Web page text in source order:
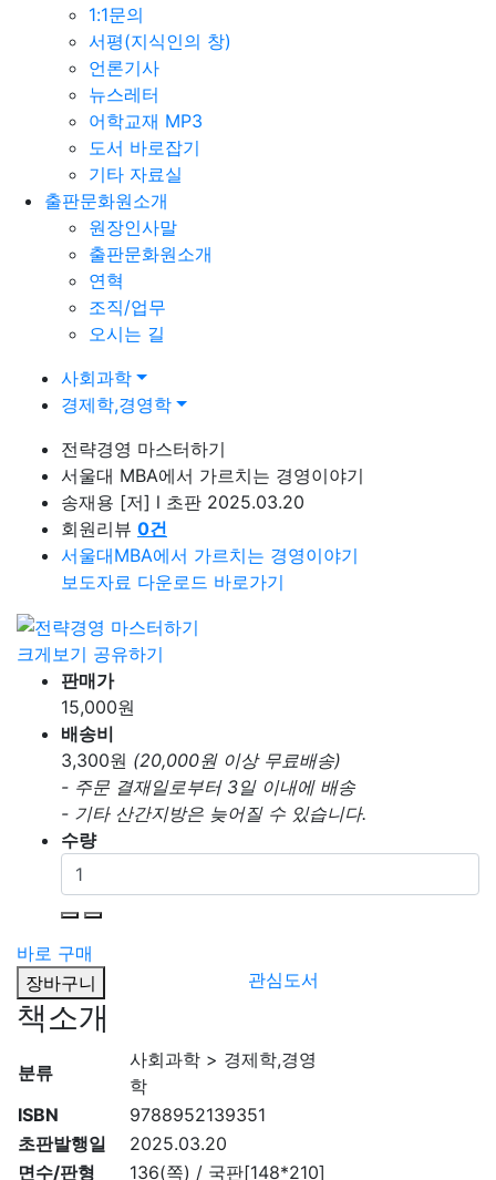
1:1문의
서평(지식인의 창)
언론기사
뉴스레터
어학교재 MP3
도서 바로잡기
기타 자료실
출판문화원소개
원장인사말
출판문화원소개
연혁
조직/업무
오시는 길
사회과학
경제학,경영학
전략경영 마스터하기
서울대 MBA에서 가르치는 경영이야기
송재용 [저] l 초판 2025.03.20
회원리뷰 0건
서울대MBA에서 가르치는 경영이야기
보도자료 다운로드 바로가기
크게보기 공유하기
판매가
15,000원
배송비
3,300원 (20,000원 이상 무료배송)
- 주문 결재일로부터 3일 이내에 배송
- 기타 산간지방은 늦어질 수 있습니다.
수량
바로 구매
장바구니
관심도서
책소개
분류
사회과학 > 경제학,경영
학
ISBN
9788952139351
초판발행일
2025.03.20
면수/판형
136(쪽) / 국판[148*210]